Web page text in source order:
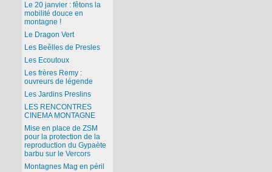
Le 20 janvier : fêtons la
mobilité douce en
montagne !
Le Dragon Vert
Les Beêlles de Presles
Les Ecoutoux
Les frères Remy :
ouvreurs de légende
Les Jardins Preslins
LES RENCONTRES
CINEMA MONTAGNE
Mise en place de ZSM
pour la protection de la
reproduction du Gypaète
barbu sur le Vercors
Montagnes Mag en péril